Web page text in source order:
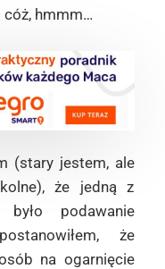
cóż, hmmm…
(stary jestem, ale
że jedną z
podawanie
że
na ogarnięcie